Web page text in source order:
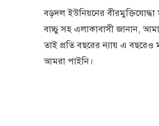
বড়দল ইউনিয়নের
বাচ্চু সহ এলাকাবাসী জানান,
তাই প্রতি বছরের ন্যায় এ
আমরা পাইনি।